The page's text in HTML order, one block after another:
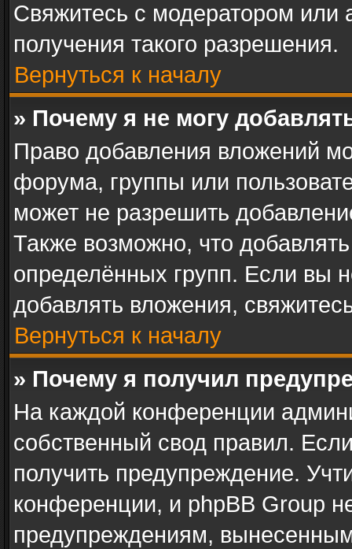
Свяжитесь с модератором
получения такого разрешения.
Вернуться к началу
» Почему я не могу
Право добавления вложений
форума, группы или
может не разрешить
Также возможно, что
определённых групп. Если вы
добавлять вложения,
Вернуться к началу
» Почему я получил
На каждой конференции
собственный свод правил.
получить предупреждение.
конференции, и phpBB Group
предупреждениям,